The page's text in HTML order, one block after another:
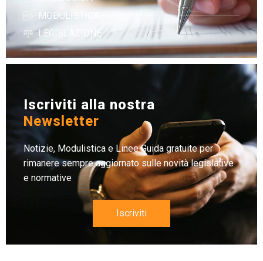
MODULISTICA
LEGISLAZIONE
Iscriviti alla nostra
Newsletter
Notizie, Modulistica e Linee Guida gratuite per
rimanere sempre aggiornato sulle novità legislative
e normative
Iscriviti